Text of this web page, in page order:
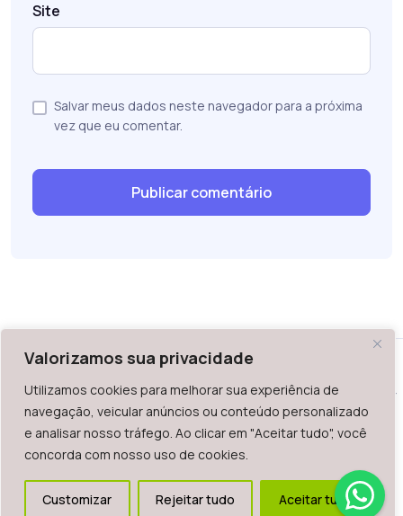
Valorizamos sua privacidade
Utilizamos cookies para melhorar sua experiência de
navegação, veicular anúncios ou conteúdo personalizado
e analisar nosso tráfego. Ao clicar em "Aceitar tudo", você
concorda com nosso uso de cookies.
Customizar Rejeitar tudo Aceitar tudo
Site
Salvar meus dados neste navegador para a próxima
vez que eu comentar.
WAZ - Av. do Contorno 2939, lojas 1 a 7, Belo Horizonte, MG -
Brasil. CEP: 30.110-013
Telefone: +55 (31) 2126-6666 | CNPJ: 06.036.939/0001-92
2023.
Todos os direitos reservados. É vetada a reprodução, total
ou parcial deste website.